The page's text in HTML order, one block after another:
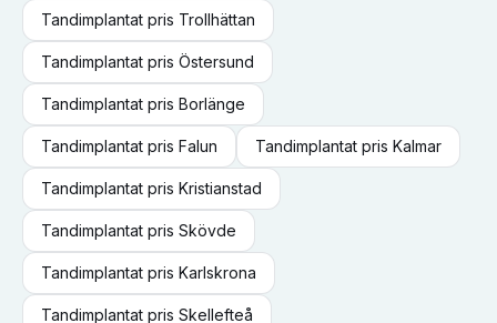
Tandimplantat pris Trollhättan
Tandimplantat pris Östersund
Tandimplantat pris Borlänge
Tandimplantat pris Falun Tandimplantat pris Kalmar
Tandimplantat pris Kristianstad
Tandimplantat pris Skövde
Tandimplantat pris Karlskrona
Tandimplantat pris Skellefteå